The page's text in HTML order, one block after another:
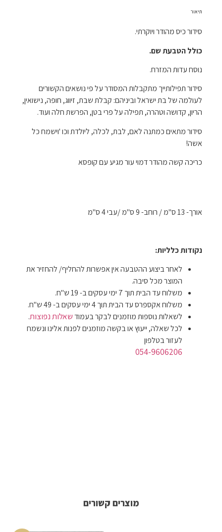
תיאור
סידור כיס מהודר ויוקרתי.
כולל הטבעת שם.
נוסח עדות המזרח.
סידור תפילותייך מתקבלות המסודר על פי נושאיםהקשורים
לעולמה של בת ישראל וביניהם: קבלת שבת, זיווג, חופה, נישואין,
הריון, קדושה וטהרה, תפילה על פרי בטן, הפרשת חלה ועוד.
סידור מתאים כמתנה לאם, לבת, לכלה, ליולדת וכו 'וישמח כל
אשה!
כריכה קשה מהודר דמוי עור מגיע עם קופסא
אורך- 13 ס"מ / רוחב- 9 ס"מ /עבי 4 ס"מ
נקודות כלליות:
לאחר ביצוע ההטבעה אין אפשרות להחליף/ להחזיר את
המוצר מכל סיבה.
משלוח עד הבית תוך 7 ימי עסקים ב- 19 ש"ח.
משלוח אקספרס עד הבית תוך 4 ימי עסקים ב- 49 ש"ח.
לשאלות נוספות מוזמנים לבקר בעמודשאלות נפוצות.
לכל שאלה, ייעוץ או בקשה מוזמנים לפנות אלינו ונשמח
לעזור בטלפון
054-9606206
מוצרים קשורים